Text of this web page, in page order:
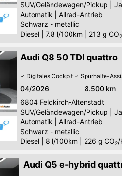
SUV/Geländewagen/Pickup
Automatik
Allrad-Antrieb
Schwarz - metallic
Diesel
7.8 l/100km 213 g CO2
Audi Q8 50 TDI quattro
Digitales Cockpit Spurhalte-
04/2026 8.500 km
6804 Feldkirch-Altenstadt
SUV/Geländewagen/Pickup
Automatik
Allrad-Antrieb
Schwarz - metallic
Diesel
8 l/100km 226 g CO2/
Audi Q5 e-hybrid